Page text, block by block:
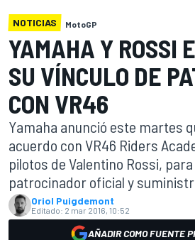
NOTICIAS MotoGP
YAMAHA Y ROSSI
SU VÍNCULO DE
CON VR46
Yamaha anunció este martes
acuerdo con VR46 Riders
pilotos de Valentino Rossi,
patrocinador oficial y
Oriol Puigdemont
Editado: 2 mar 2016, 10:52
AÑADIR COMO FUENTE